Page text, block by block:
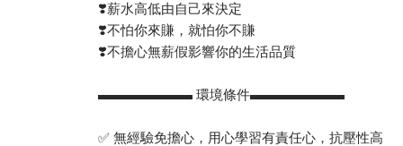
❣️薪水高低由自己來決定
❣️不怕你來賺，就怕你不賺
❣️不擔心無薪假影響你的生活品質
▬▬▬▬▬▬▬ 環境條件▬▬▬▬▬▬▬
✅ 無經驗免擔心，用心學習有責任心，抗壓性高